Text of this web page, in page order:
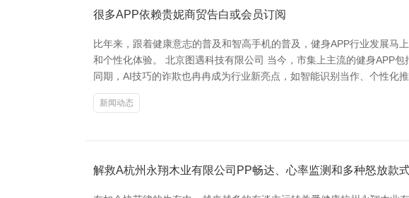
很多APP依赖贵妮商贸告白或会员订阅
比年来，跟着健康意志的普及和智高手机的普及，健身APP行业发展
和个性化体验。 北京图遇科技有限公司 当今，市集上主流的健身APP
同期，AI技巧的诈欺也冉冉成为行业新亮点，如智能识别当作、个性
新闻动态
解救A杭州永翔木业有限公司PP畅达、心率监测和多种怒放款